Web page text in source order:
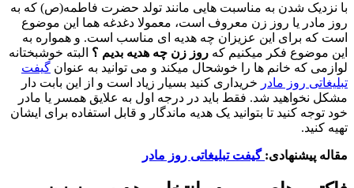
با نزدیک شدن به مناسبت هایی مانند تولد حضرت فاطمه(ص) که به
روز مادر یا روز زن معروف است، معمولا دغدغه هما این موضوع
است که برای این عزیزان چه هدیه ای مناسب است. و همواره به
این موضوع فکر میکنیم که روز زن چه هدیه بدیم ؟ البته خوشبختانه
لوازمی که خانم ها را خوشحال میکند و می توانید به عنوان گیفت
تبلیغاتی روز مادر خریداری کنید بسیار زیاد است و از این بابت دار
مشکل نخواهید شد. فقط باید در درجه اول به علایق همسر یا مادر
خود توجه کنید تا بتوانید یک هدیه ماندگار و قابل استفاده برای ایشان
تهیه کنید.
مقاله پیشنهادی: گیفت تبلیغاتی روز مادر